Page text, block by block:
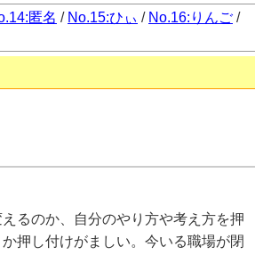
匿名 / No.15:ひぃ / No.16:りんご /
るのか、自分のやり方や考え方を押
押し付けがましい。今いる職場が閉